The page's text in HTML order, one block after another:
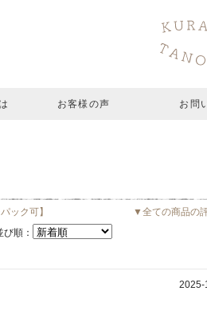
お客様の声 お問
ック可】
▼全ての商品の
び順：
2025-